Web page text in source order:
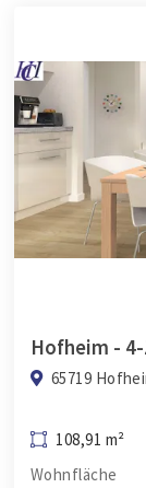
65719
108,91 m²
Wohnfläche